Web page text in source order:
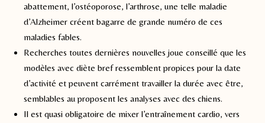
abattement, l’ostéoporose, l’arthrose, une telle maladie
d’Alzheimer créent bagarre de grande numéro de ces
maladies fables.
Recherches toutes dernières nouvelles joue conseillé que les
modèles avec diète bref ressemblent propices pour la date
d’activité et peuvent carrément travailler la durée avec être,
semblables au proposent les analyses avec des chiens.
Il est quasi obligatoire de mixer l’entraînement cardio, vers